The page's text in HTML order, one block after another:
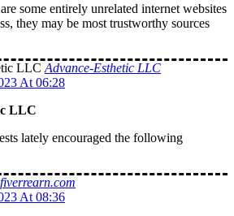
some entirely unrelated internet websites
they may be most trustworthy sources
Advance-Esthetic LLC
At 06:28
LLC
lately encouraged the following
fiverrearn.com
At 08:36